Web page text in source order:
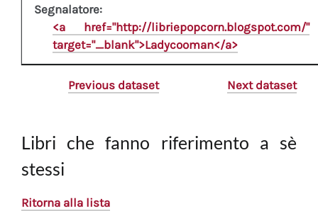
Segnalatore:
<a href="http://libriepopcorn.blogspot.com/"
target="_blank">Ladycooman</a>
Previous dataset Next dataset
Libri che fanno riferimento a sè
stessi
Ritorna alla lista